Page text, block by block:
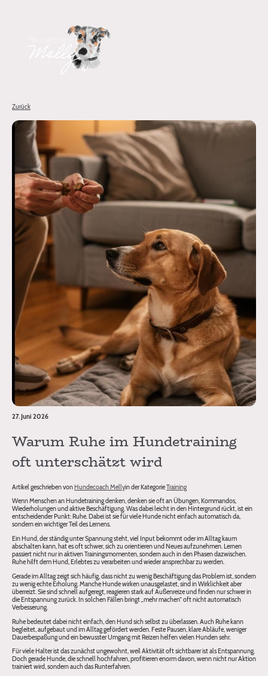
Zurück
27. Juni 2026
Warum Ruhe im Hundetraining
oft unterschätzt wird
Artikel geschrieben vonHundecoach Mellyin der KategorieTraining
Wenn Menschen an Hundetraining denken, denken sie oft an Übungen, Kommandos,
Wiederholungen und aktive Beschäftigung. Was dabei leicht in den Hintergrund rückt, ist ein
entscheidender Punkt: Ruhe. Dabei ist sie für viele Hunde nicht einfach automatisch da,
sondern ein wichtiger Teil des Lernens.
Ein Hund, der ständig unter Spannung steht, viel Input bekommt oder im Alltag kaum
abschalten kann, hat es oft schwer, sich zu orientieren und Neues aufzunehmen. Lernen
passiert nicht nur in aktiven Trainingsmomenten, sondern auch in den Phasen dazwischen.
Ruhe hilft dem Hund, Erlebtes zu verarbeiten und wieder ansprechbar zu werden.
Gerade im Alltag zeigt sich häufig, dass nicht zu wenig Beschäftigung das Problem ist, sondern
zu wenig echte Erholung. Manche Hunde wirken unausgelastet, sind in Wirklichkeit aber
überreizt. Sie sind schnell aufgeregt, reagieren stark auf Außenreize und finden nur schwer in
die Entspannung zurück. In solchen Fällen bringt „mehr machen“ oft nicht automatisch
Verbesserung.
Ruhe bedeutet dabei nicht einfach, den Hund sich selbst zu überlassen. Auch Ruhe kann
begleitet, aufgebaut und im Alltag gefördert werden. Feste Pausen, klare Abläufe, weniger
Dauerbespaßung und ein bewusster Umgang mit Reizen helfen vielen Hunden sehr.
Für viele Halter ist das zunächst ungewohnt, weil Aktivität oft sichtbarer ist als Entspannung.
Doch gerade Hunde, die schnell hochfahren, profitieren enorm davon, wenn nicht nur Aktion
trainiert wird, sondern auch das Runterfahren.